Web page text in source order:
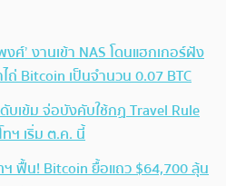
งศ์’ งานเข้า NAS โดนแฮกเกอร์ฝัง
ไถ่ Bitcoin เป็นจำนวน 0.07 BTC
บเข้ม จ่อบังคับใช้กฏ Travel Rule
ฯ เริ่ม ต.ค. นี้
ฟื้น! Bitcoin ยื้อแถว $64,700 ลุ้น